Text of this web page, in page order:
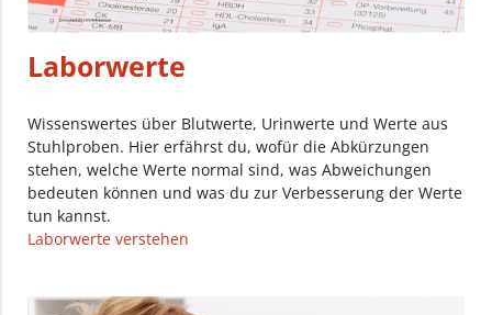
Laborwerte
Wissenswertes über Blutwerte, Urinwerte und Werte aus
Stuhlproben. Hier erfährst du, wofür die Abkürzungen
stehen, welche Werte normal sind, was Abweichungen
bedeuten können und was du zur Verbesserung der Werte
tun kannst.
Laborwerte verstehen